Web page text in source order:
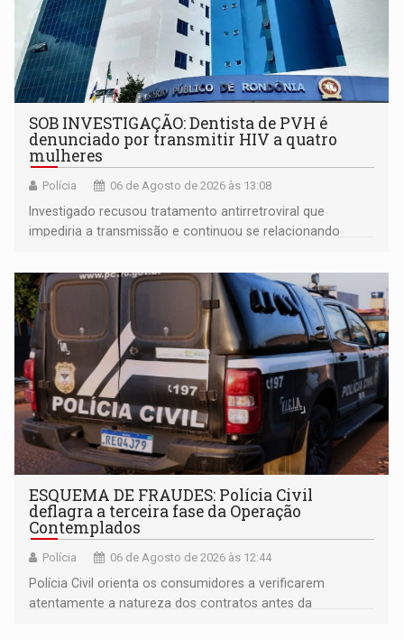
SOB INVESTIGAÇÃO: Dentista de PVH é
denunciado por transmitir HIV a quatro
mulheres
Polícia 06 de Agosto de 2026 às 13:08
Investigado recusou tratamento antirretroviral que
impediria a transmissão e continuou se relacionando
ESQUEMA DE FRAUDES: Polícia Civil
deflagra a terceira fase da Operação
Contemplados
Polícia 06 de Agosto de 2026 às 12:44
Polícia Civil orienta os consumidores a verificarem
atentamente a natureza dos contratos antes da